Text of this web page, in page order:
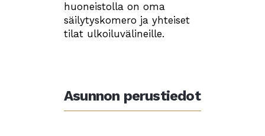
huoneistolla on oma
säilytyskomero ja yhteiset
tilat ulkoiluvälineille.
Asunnon perustiedot